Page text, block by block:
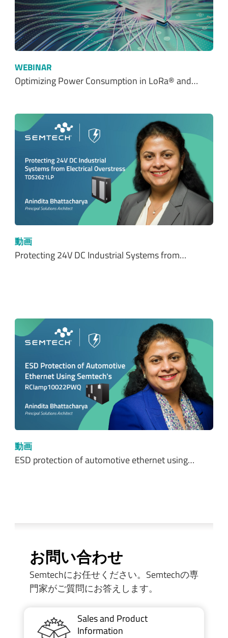
WEBINAR
Optimizing Power Consumption in LoRa® and…
動画
Protecting 24V DC Industrial Systems from…
動画
ESD protection of automotive ethernet using…
お問い合わせ
Semtechにお任せください。Semtechの専
門家がご質問にお答えします。
Sales and Product
Information